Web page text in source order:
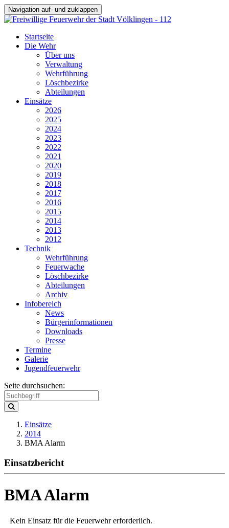
Navigation auf- und zuklappen
Startseite
Die Wehr
Über uns
Verwaltung
Wehrführung
Löschbezirke
Abteilungen
Einsätze
2026
2025
2024
2023
2022
2021
2020
2019
2018
2017
2016
2015
2014
2013
2012
Technik
Wehrführung
Feuerwache
Löschbezirke
Abteilungen
Archiv
Infobereich
News
Bürgerinformationen
Downloads
Presse
Termine
Galerie
Jugendfeuerwehr
Seite durchsuchen:
Einsätze
2014
BMA Alarm
Einsatzbericht
BMA Alarm
Kein Einsatz für die Feuerwehr erforderlich.